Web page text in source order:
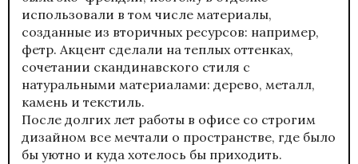
использовали в том числе материалы,
созданные из вторичных ресурсов: например,
фетр. Акцент сделали на теплых оттенках,
сочетании скандинавского стиля с
натуральными материалами: дерево, металл,
камень и текстиль.
После долгих лет работы в офисе со строгим
дизайном все мечтали о пространстве, где было
бы уютно и куда хотелось бы приходить.